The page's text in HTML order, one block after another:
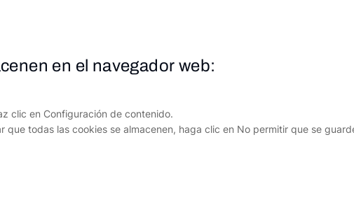
en el navegador web:
clic en Configuración de contenido.
que todas las cookies se almacenen, haga clic en No permitir que se